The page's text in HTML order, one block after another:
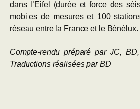
dans l’Eifel (durée et force des
mobiles de mesures et 100
réseau entre la France et le Bénélux.
Compte-rendu préparé par JC,
Traductions réalisées par BD